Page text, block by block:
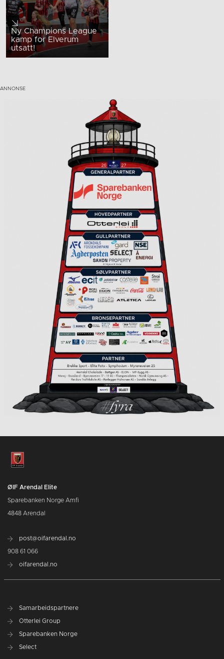
Ny Champions League
kamp for Elverum
utsatt!
ØIF Arendal Elite
Sparebanken Norge Amfi
4848 Arendal
post@oifarendal.no
908 61 066
oifarendal.no
Samarbeidspartnere
Otterlei Group
Sparebanken Norge
Select